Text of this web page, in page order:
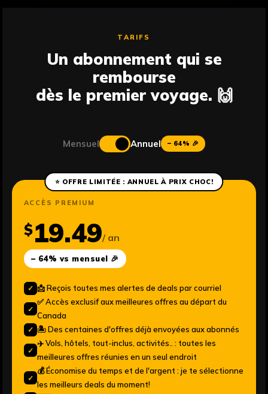
TARIFS
Un abonnement qui se
rembourse
dès le premier voyage. 🙌
Mensuel Annuel – 64% 🎉
⭐ OFFRE LIMITÉE : ANNUEL À PRIX CHOC!
ACCÈS PREMIUM
$19.49/ an
– 64% vs mensuel 🎉
✓ 📩 Reçois toutes mes alertes de deals par courriel
✓
✅ Accès exclusif aux meilleures offres au départ du
Canada
✓ 🏝️ Des centaines d'offres déjà envoyées aux abonnés
✓
✈️ Vols, hôtels, tout-inclus, activités.. : toutes les
meilleures offres réunies en un seul endroit
✓
💰 Économise du temps et de l'argent : je te sélectionne
les meilleurs deals du moment!